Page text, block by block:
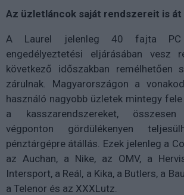
Az üzletláncok saját rendszereit is át
A Laurel jelenleg 40 fajta PC
engedélyeztetési eljárásában vesz
következő időszakban remélhetően
zárulnak. Magyarországon a
használó nagyobb üzletek mintegy
a kasszarendszereket,
végponton gördülékenyen
pénztárgépre átállás. Ezek jelenleg a
az Auchan, a Nike, az OMV, a
Intersport, a Reál, a Kika, a Butlers, a
a Telenor és az XXXLutz.